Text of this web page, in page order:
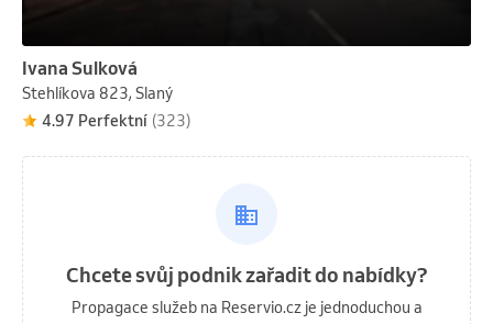
Ivana Sulková
Stehlíkova 823, Slaný
4.97 Perfektní (323)
Chcete svůj podnik zařadit do nabídky?
Propagace služeb na Reservio.cz je jednoduchou a